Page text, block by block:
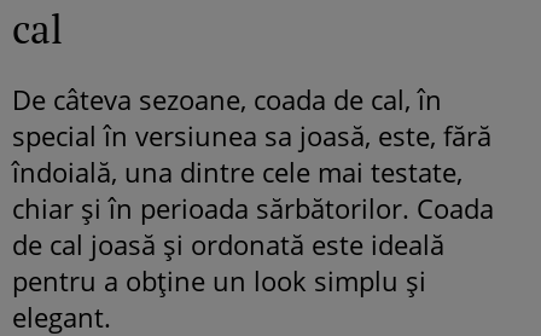
cal
De câteva sezoane, coada de cal, în
special în versiunea sa joasă, este, fără
îndoială, una dintre cele mai testate,
chiar și în perioada sărbătorilor. Coada
de cal joasă și ordonată este ideală
pentru a obține un look simplu și
elegant.